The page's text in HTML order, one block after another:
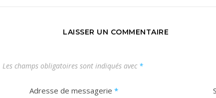
LAISSER UN COMMENTAIRE
Les champs obligatoires sont indiqués avec *
Adresse de messagerie*